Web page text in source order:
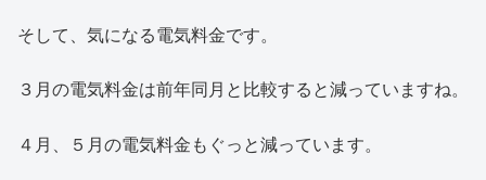
そして、気になる電気料金です。
３月の電気料金は前年同月と比較すると減っていますね。
４月、５月の電気料金もぐっと減っています。